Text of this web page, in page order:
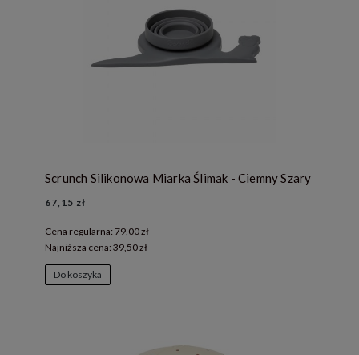
Scrunch Silikonowa Miarka Ślimak - Ciemny Szary
67,15 zł
Cena regularna: 79,00 zł
Najniższa cena: 39,50 zł
Do koszyka